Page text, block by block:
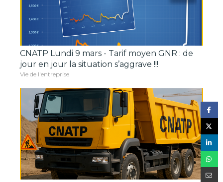
CNATP Lundi 9 mars - Tarif moyen GNR : de
jour en jour la situation s’aggrave !!!
Vie de l'entreprise